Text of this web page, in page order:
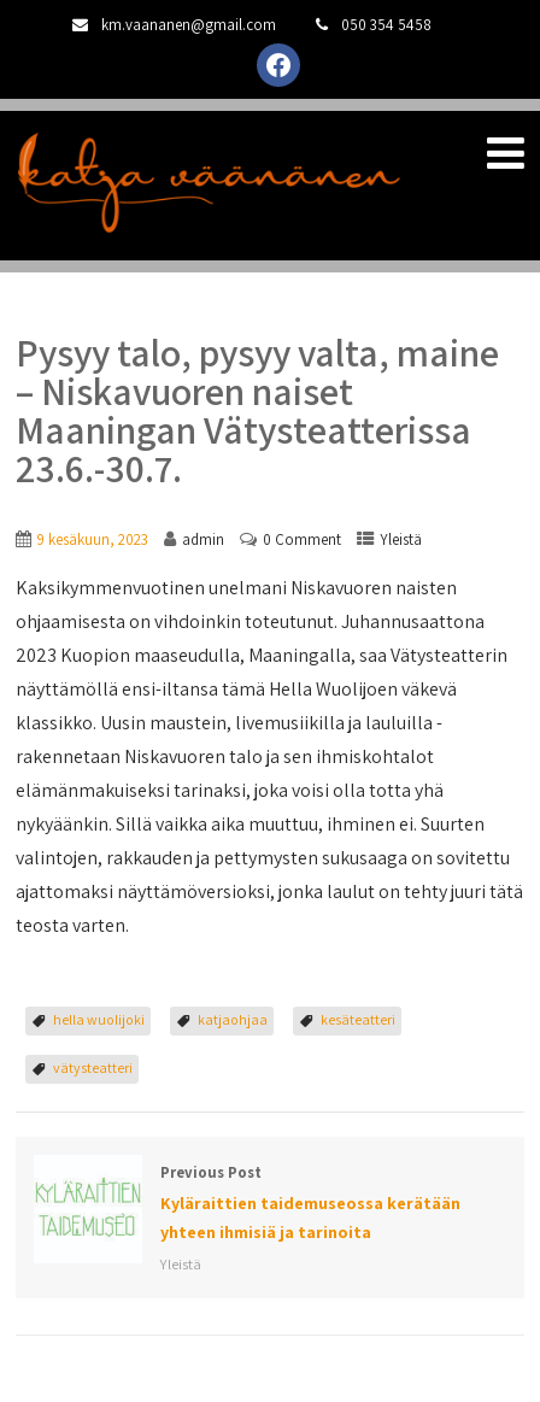
km.vaananen@gmail.com 050 354 5458
facebook
Pysyy talo, pysyy valta, maine
– Niskavuoren naiset
Maaningan Vätysteatterissa
23.6.-30.7.
9 kesäkuun, 2023 admin 0 Comment Yleistä
Kaksikymmenvuotinen unelmani Niskavuoren naisten
ohjaamisesta on vihdoinkin toteutunut. Juhannusaattona
2023 Kuopion maaseudulla, Maaningalla, saa Vätysteatterin
näyttämöllä ensi-iltansa tämä Hella Wuolijoen väkevä
klassikko. Uusin maustein, livemusiikilla ja lauluilla -
rakennetaan Niskavuoren talo ja sen ihmiskohtalot
elämänmakuiseksi tarinaksi, joka voisi olla totta yhä
nykyäänkin. Sillä vaikka aika muuttuu, ihminen ei. Suurten
valintojen, rakkauden ja pettymysten sukusaaga on sovitettu
ajattomaksi näyttämöversioksi, jonka laulut on tehty juuri tätä
teosta varten.
hella wuolijoki katjaohjaa kesäteatteri
vätysteatteri
Previous Post
Kyläraittien taidemuseossa kerätään
yhteen ihmisiä ja tarinoita
Yleistä